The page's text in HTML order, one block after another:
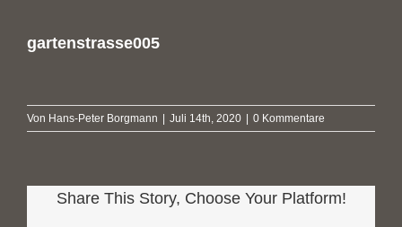
gartenstrasse005
Von Hans-Peter Borgmann Juli 14th, 2020 0 Kommentare
Share This Story, Choose Your Platform!